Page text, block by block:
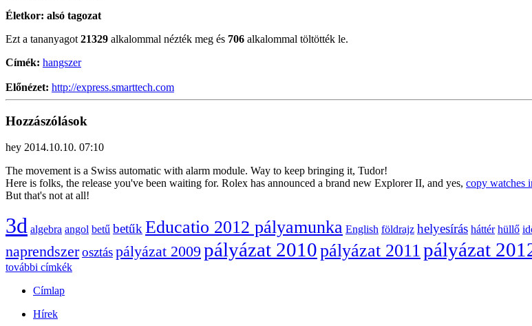
Életkor: alsó tagozat
Ezt a tananyagot 21329 alkalommal nézték meg és 706 alkalommal töltötték le.
Címék: hangszer
Előnézet: http://express.smarttech.com
Hozzászólások
hey 2014.10.10. 07:10
The movement is a Swiss automatic with alarm module. Way to keep bringing it, Tudor!
Here is folks, the release you've been waiting for. Rolex has announced a brand new Explorer II, and yes, copy watches
But that's not at all!
3d algebra angol betű betűkEducatio 2012 pályamunka English földrajz helyesírás háttér hüllő
naprendszerosztáspályázat 2009 pályázat 2010pályázat 2011pályázat
további címkék
Címlap
Hírek